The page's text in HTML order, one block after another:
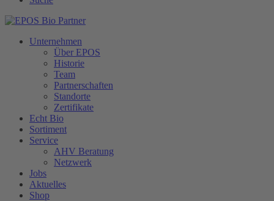
Unternehmen
Über EPOS
Historie
Team
Partnerschaften
Standorte
Zertifikate
Echt Bio
Sortiment
Service
AHV Beratung
Netzwerk
Jobs
Aktuelles
Shop